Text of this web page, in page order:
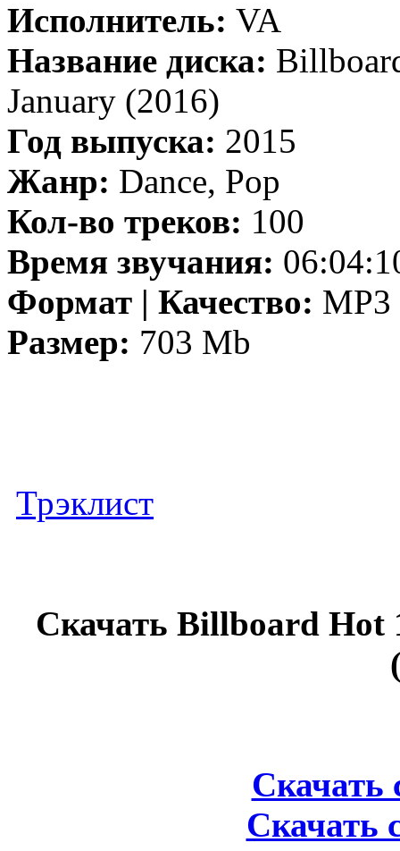
Исполнитель: VA
Название диска:
January (2016)
Год выпуска: 2015
Жанр: Dance, Pop
Кол-во треков: 100
Время звучания:
Формат | Качество: MP3
Размер: 703 Mb
Трэклист
Скачать Billboard Hot
Скачать
Скачать